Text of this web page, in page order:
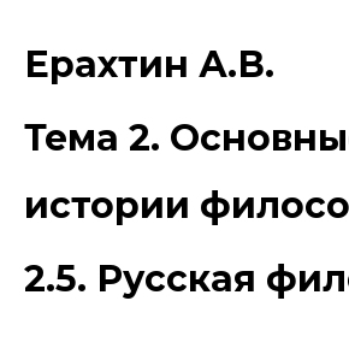
Ерахтин А.В.
Тема 2.
истории
2.5. Русская